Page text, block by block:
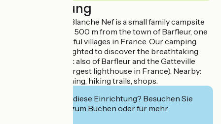
Beschreibung
The campsite La Blanche Nef is a small family campsite
by the sea located 500 m from the town of Barfleur, one
of the most beautiful villages in France. Our camping
friends will be delighted to discover the breathtaking
view of the sea but also of Barfleur and the Gatteville
lighthouse (2nd largest lighthouse in France). Nearby:
sailing school, fishing, hiking trails, shops.
Interessiert Sie diese Einrichtung? Besuchen Sie
deren Website zum Buchen oder für mehr